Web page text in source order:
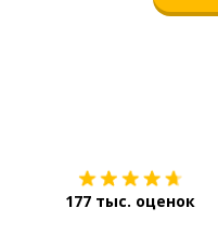
177 тыс. оценок